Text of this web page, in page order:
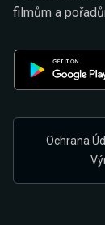
filmům a
Ochrana